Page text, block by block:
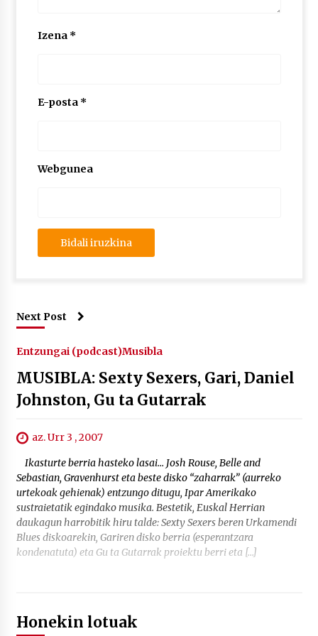
Izena *
E-posta *
Webgunea
Next Post
Entzungai (podcast)Musibla
MUSIBLA: Sexty Sexers, Gari, Daniel
Johnston, Gu ta Gutarrak
az. Urr 3 , 2007
Ikasturte berria hasteko lasai… Josh Rouse, Belle and
Sebastian, Gravenhurst eta beste disko “zaharrak” (aurreko
urtekoak gehienak) entzungo ditugu, Ipar Amerikako
sustraietatik egindako musika. Bestetik, Euskal Herrian
daukagun harrobitik hiru talde: Sexty Sexers beren Urkamendi
Blues diskoarekin, Gariren disko berria (esperantzara
kondenatuta) eta Gu ta Gutarrak proiektu berri eta […]
Honekin lotuak